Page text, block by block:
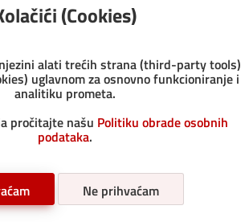
METLA SOBNA "NATURAL" 8/46 S
NIVETA CRNA
VPC:5,71 eur
(Cookies)
alati trećih strana (third-party tools)
uglavnom za osnovno funkcioniranje i
analitiku prometa.
pročitajte našu Politiku obrade osobnih
podataka.
Ne prihvaćam